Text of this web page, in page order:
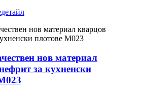
детайл
нов материал
за кухненски